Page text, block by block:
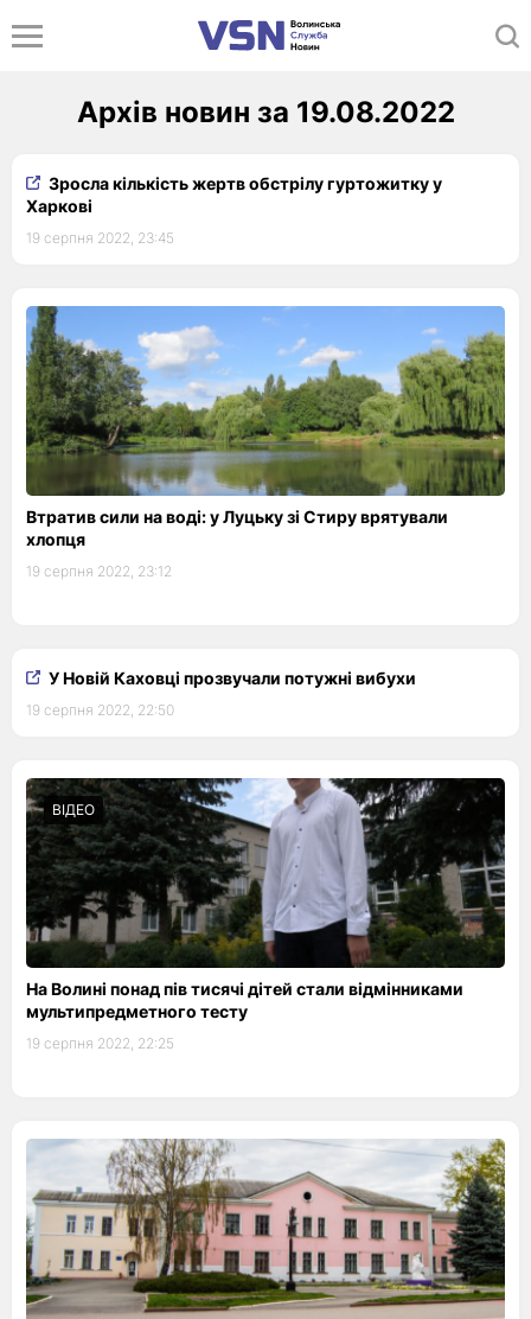
Архів новин за 19.08.2022
Зросла кількість жертв обстрілу гуртожитку у
Харкові
19 серпня 2022, 23:45
Втратив сили на воді: у Луцьку зі Стиру врятували
хлопця
19 серпня 2022, 23:12
У Новій Каховці прозвучали потужні вибухи
19 серпня 2022, 22:50
ВІДЕО
На Волині понад пів тисячі дітей стали відмінниками
мультипредметного тесту
19 серпня 2022, 22:25